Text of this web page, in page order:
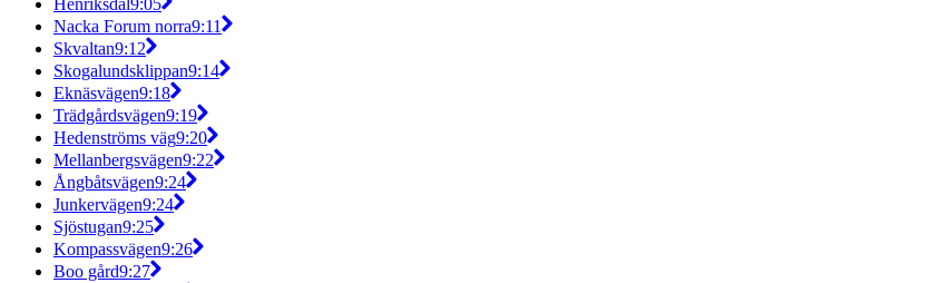
Henriksdal9:05
Nacka Forum norra9:11
Skvaltan9:12
Skogalundsklippan9:14
Eknäsvägen9:18
Trädgårdsvägen9:19
Hedenströms väg9:20
Mellanbergsvägen9:22
Ångbåtsvägen9:24
Junkervägen9:24
Sjöstugan9:25
Kompassvägen9:26
Boo gård9:27